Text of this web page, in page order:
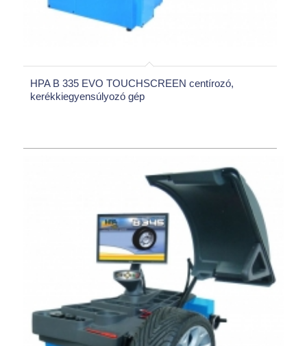
HPA B 335 EVO TOUCHSCREEN centírozó,
kerékkiegyensúlyozó gép